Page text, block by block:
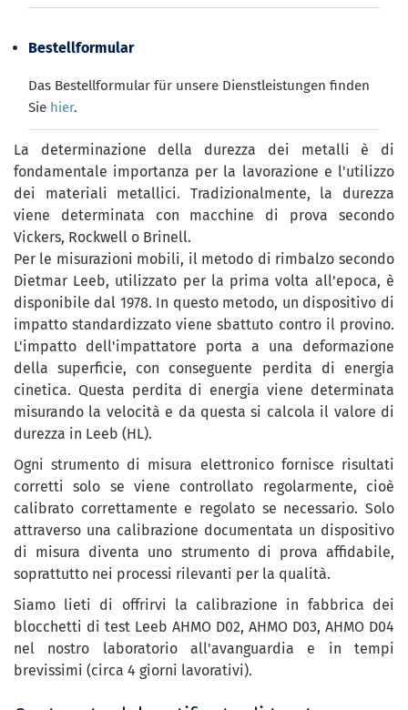
Bestellformular
Das Bestellformular für unsere Dienstleistungen finden
Sie hier.
La determinazione della durezza dei metalli è di
fondamentale importanza per la lavorazione e l'utilizzo
dei materiali metallici. Tradizionalmente, la durezza
viene determinata con macchine di prova secondo
Vickers, Rockwell o Brinell.
Per le misurazioni mobili, il metodo di rimbalzo secondo
Dietmar Leeb, utilizzato per la prima volta all'epoca, è
disponibile dal 1978. In questo metodo, un dispositivo di
impatto standardizzato viene sbattuto contro il provino.
L'impatto dell'impattatore porta a una deformazione
della superficie, con conseguente perdita di energia
cinetica. Questa perdita di energia viene determinata
misurando la velocità e da questa si calcola il valore di
durezza in Leeb (HL).
Ogni strumento di misura elettronico fornisce risultati
corretti solo se viene controllato regolarmente, cioè
calibrato correttamente e regolato se necessario. Solo
attraverso una calibrazione documentata un dispositivo
di misura diventa uno strumento di prova affidabile,
soprattutto nei processi rilevanti per la qualità.
Siamo lieti di offrirvi la calibrazione in fabbrica dei
blocchetti di test Leeb AHMO D02, AHMO D03, AHMO D04
nel nostro laboratorio all'avanguardia e in tempi
brevissimi (circa 4 giorni lavorativi).